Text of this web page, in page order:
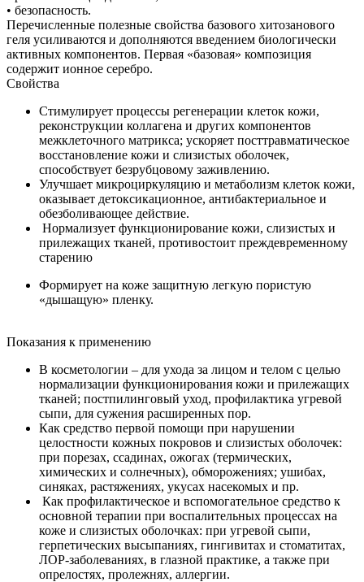
• безопасность.
Перечисленные полезные свойства базового хитозанового
геля усиливаются и дополняются введением биологически
активных компонентов. Первая «базовая» композиция
содержит ионное серебро.
Свойства
Стимулирует процессы регенерации клеток кожи,
реконструкции коллагена и других компонентов
межклеточного матрикса; ускоряет посттравматическое
восстановление кожи и слизистых оболочек,
способствует безрубцовому заживлению.
Улучшает микроциркуляцию и метаболизм клеток кожи,
оказывает детоксикационное, антибактериальное и
обезболивающее действие.
Нормализует функционирование кожи, слизистых и
прилежащих тканей, противостоит преждевременному
старению
Формирует на коже защитную легкую пористую
«дышащую» пленку.
Показания к применению
В косметологии – для ухода за лицом и телом с целью
нормализации функционирования кожи и прилежащих
тканей; постпилинговый уход, профилактика угревой
сыпи, для сужения расширенных пор.
Как средство первой помощи при нарушении
целостности кожных покровов и слизистых оболочек:
при порезах, ссадинах, ожогах (термических,
химических и солнечных), обморожениях; ушибах,
синяках, растяжениях, укусах насекомых и пр.
Как профилактическое и вспомогательное средство к
основной терапии при воспалительных процессах на
коже и слизистых оболочках: при угревой сыпи,
герпетических высыпаниях, гингивитах и стоматитах,
ЛОР-заболеваниях, в глазной практике, а также при
опрелостях, пролежнях, аллергии.